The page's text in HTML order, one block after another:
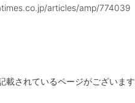
articles/amp/774039
載されているページがございます